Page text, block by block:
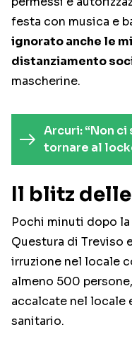
festa con musica e
ignorato anche le
distanziamento
mascherine.
Arcuri: “Non
tornare al
Il blitz
Pochi minuti dopo
Questura di Treviso
irruzione nel locale
almeno 500
accalcate nel locale
sanitario.